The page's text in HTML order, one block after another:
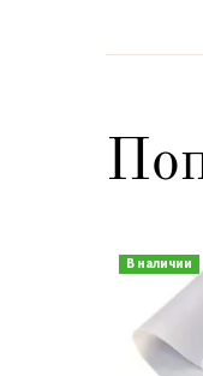
В наличии